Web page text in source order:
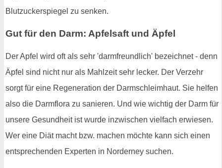
Blutzuckerspiegel zu senken.
Gut für den Darm: Apfelsaft und Äpfel
Der Apfel wird oft als sehr 'darmfreundlich' bezeichnet - denn
Äpfel sind nicht nur als Mahlzeit sehr lecker. Der Verzehr
sorgt für eine Regeneration der Darmschleimhaut. Sie helfen
also die Darmflora zu sanieren. Und wie wichtig der Darm für
unsere Gesundheit ist wurde inzwischen vielfach erwiesen.
Wer eine Diät macht bzw. machen möchte kann sich einen
entsprechenden Experten in Norderney suchen.